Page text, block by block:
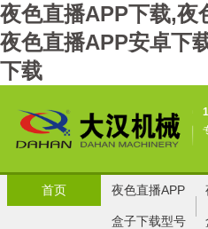
夜色直播APP下载,夜
夜色直播APP安卓下
下载
首页 夜色直播APP
盒子下载型号